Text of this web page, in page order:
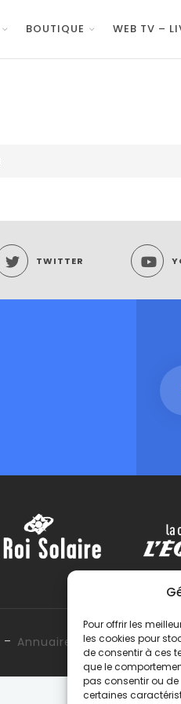
Pour offrir les
les cookies pour
de consentir à ces
que le
pas consentir ou
certaines
BOUTIQUE WEB TV –
TWITTER
- Annuaire des